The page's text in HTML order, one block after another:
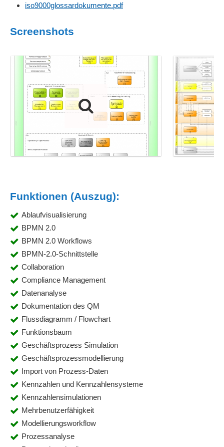
iso9000glossardokumente.pdf
Screenshots
Funktionen (Auszug):
Ablaufvisualisierung
BPMN 2.0
BPMN 2.0 Workflows
BPMN-2.0-Schnittstelle
Collaboration
Compliance Management
Datenanalyse
Dokumentation des QM
Flussdiagramm / Flowchart
Funktionsbaum
Geschäftsprozess Simulation
Geschäftsprozessmodellierung
Import von Prozess-Daten
Kennzahlen und Kennzahlensysteme
Kennzahlensimulationen
Mehrbenutzerfähigkeit
Modellierungsworkflow
Prozessanalyse